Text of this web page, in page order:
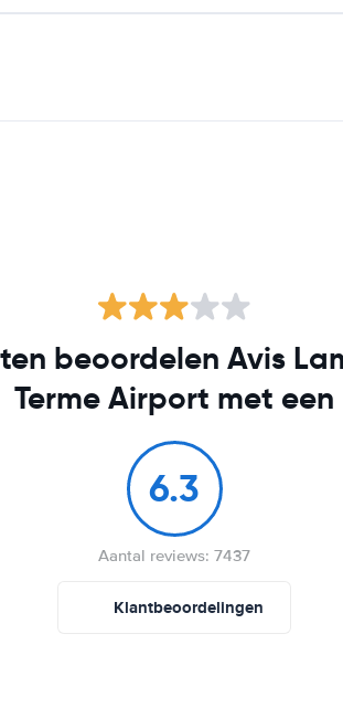
beoordelen Avis
Terme Airport met een
6.3
Aantal reviews: 7437
Klantbeoordelingen